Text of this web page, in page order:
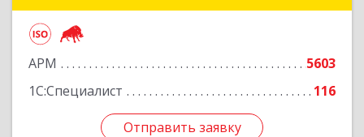
АРМ
5603
1С:Специалист
116
Отправить заявку
Отправить заявку